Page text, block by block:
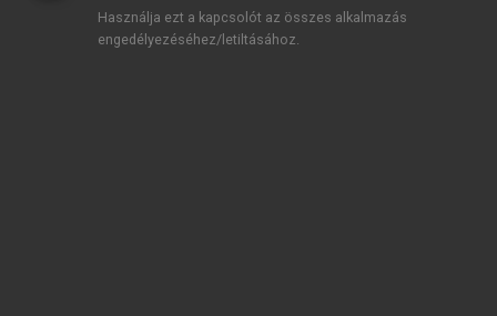
Használja ezt a kapcsolót az összes alkalmazás
engedélyezéséhez/letiltásához.